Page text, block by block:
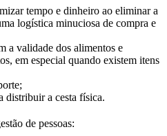
tempo e dinheiro ao eliminar a
logística minuciosa de compra e
a validade dos alimentos e
em especial quando existem itens
distribuir a cesta física.
de pessoas: